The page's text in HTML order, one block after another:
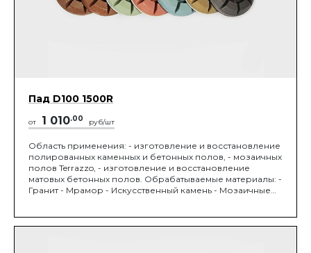
Пад D100 1500R
от 1 010.00 руб/шт
Область применения: - изготовление и восстановление
полированных каменных и бетонных полов, - мозаичных
полов Terrazzo, - изготовление и восстановление
матовых бетонных полов. Обрабатываемые материалы: -
Гранит - Мрамор - Искусственный камень - Мозаичные